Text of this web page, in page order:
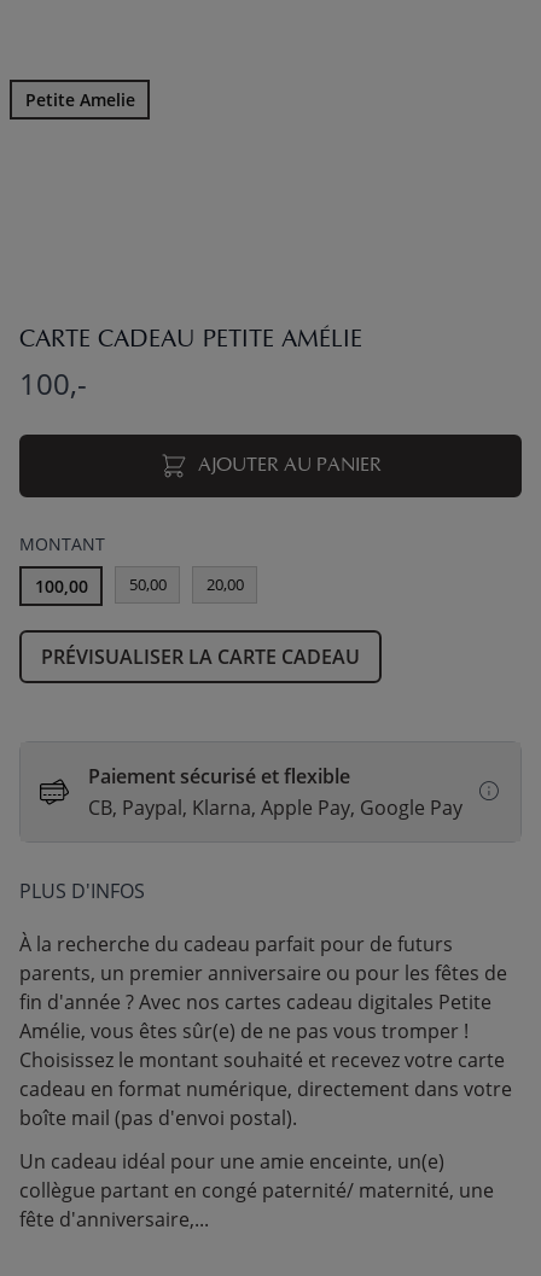
Petite Amelie
CARTE CADEAU PETITE AMÉLIE
100,-
AJOUTER AU PANIER
MONTANT
100,00
50,00 20,00
PRÉVISUALISER LA CARTE CADEAU
Paiement sécurisé et flexible
CB, Paypal, Klarna, Apple Pay, Google Pay
PLUS D'INFOS
À la recherche du cadeau parfait pour de futurs
parents, un premier anniversaire ou pour les fêtes de
fin d'année ? Avec nos cartes cadeau digitales Petite
Amélie, vous êtes sûr(e) de ne pas vous tromper !
Choisissez le montant souhaité et recevez votre carte
cadeau en format numérique, directement dans votre
boîte mail (pas d'envoi postal).
Un cadeau idéal pour une amie enceinte, un(e)
collègue partant en congé paternité/ maternité, une
fête d'anniversaire,...